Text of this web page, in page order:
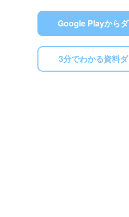
Google Playから
3分でわかる資料